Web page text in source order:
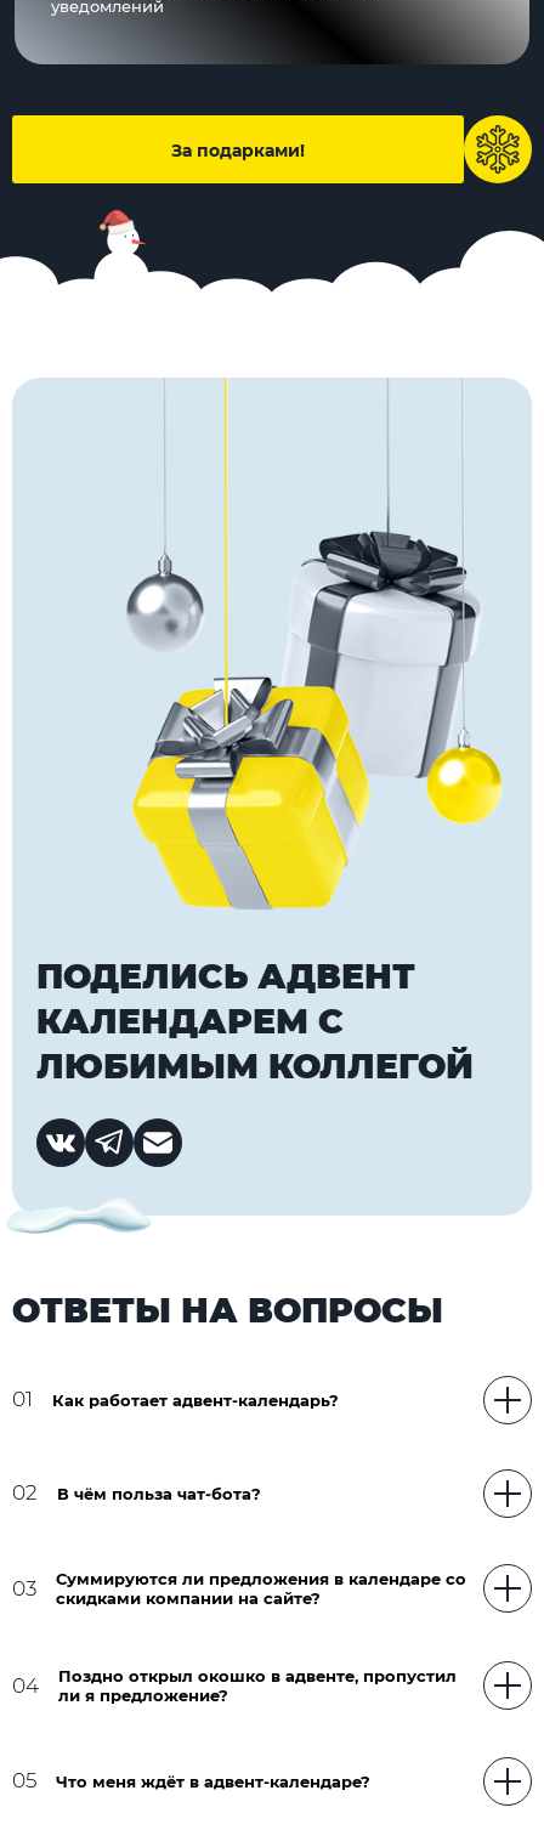
уведомлений
За подарками!
ПОДЕЛИСЬ АДВЕНТ
КАЛЕНДАРЕМ С
ЛЮБИМЫМ КОЛЛЕГОЙ
ОТВЕТЫ НА ВОПРОСЫ
01 Как работает адвент-календарь?
02 В чём польза чат-бота?
03
Суммируются ли предложения в календаре со
скидками компании на сайте?
04
Поздно открыл окошко в адвенте, пропустил
ли я предложение?
05 Что меня ждёт в адвент-календаре?